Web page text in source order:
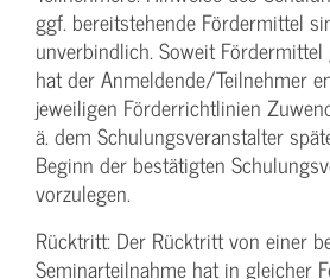
ggf. bereitstehende Fördermittel
unverbindlich. Soweit
hat der Anmeldende/­Teilnehmer
jeweiligen Förderrichtlinien
ä. dem Schulungs­veranstalter
Beginn der bestätigten
vorzulegen.
Rücktritt: Der Rücktritt von einer
Seminarteilnahme hat in gleicher